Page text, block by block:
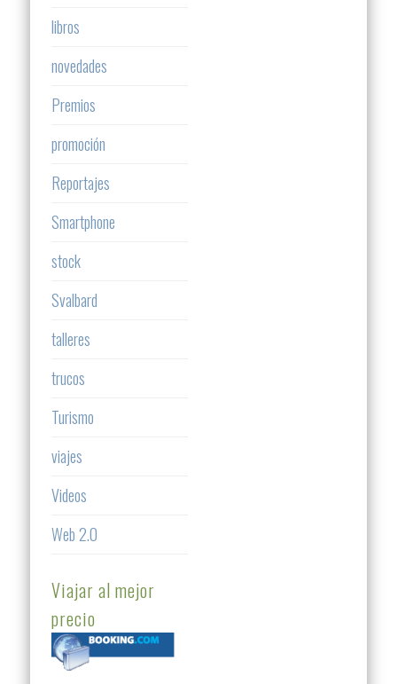
libros
novedades
Premios
promoción
Reportajes
Smartphone
stock
Svalbard
talleres
trucos
Turismo
viajes
Videos
Web 2.0
Viajar al mejor
precio